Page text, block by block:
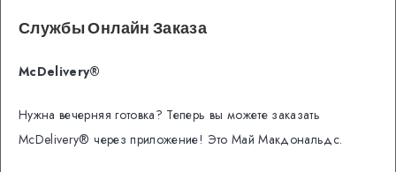
Службы Онлайн Заказа
McDelivery®
Нужна вечерняя готовка? Теперь вы можете заказать
McDelivery® через приложение! Это Май Макдональдс.